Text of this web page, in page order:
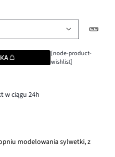
[node-product-
wishlist]
w ciągu 24h
modelowania sylwetki, z